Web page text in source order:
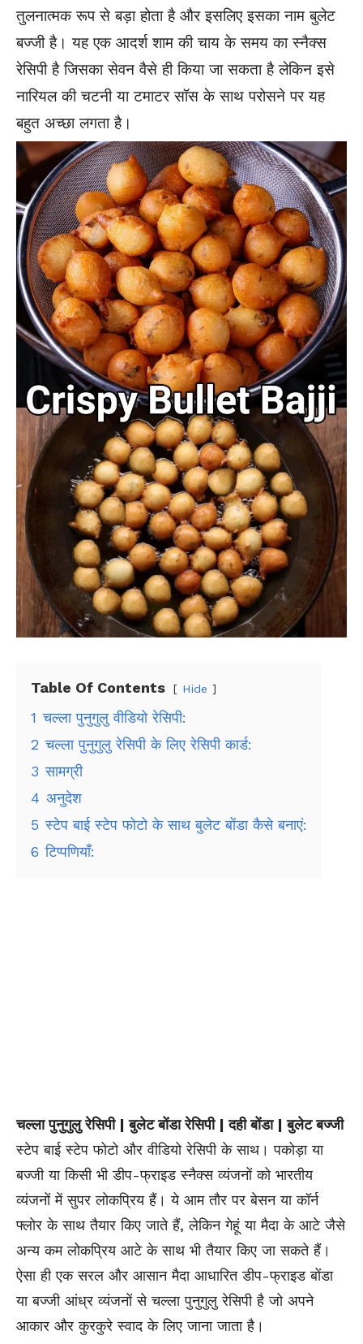
तुलनात्मक रूप से बड़ा होता है और इसलिए इसका नाम बुलेट
बज्जी है। यह एक आदर्श शाम की चाय के समय का स्नैक्स
रेसिपी है जिसका सेवन वैसे ही किया जा सकता है लेकिन इसे
नारियल की चटनी या टमाटर सॉस के साथ परोसने पर यह
बहुत अच्छा लगता है।
Table Of Contents Hide
1 चल्ला पुनुगुलु वीडियो रेसिपी:
2 चल्ला पुनुगुलु रेसिपी के लिए रेसिपी कार्ड:
3 सामग्री
4 अनुदेश
5 स्टेप बाई स्टेप फोटो के साथ बुलेट बोंडा कैसे बनाएं:
6 टिप्पणियाँ:
चल्ला पुनुगुलु रेसिपी | बुलेट बोंडा रेसिपी | दही बोंडा | बुलेट बज्जी
स्टेप बाई स्टेप फोटो और वीडियो रेसिपी के साथ। पकोड़ा या
बज्जी या किसी भी डीप-फ्राइड स्नैक्स व्यंजनों को भारतीय
व्यंजनों में सुपर लोकप्रिय हैं। ये आम तौर पर बेसन या कॉर्न
फ्लोर के साथ तैयार किए जाते हैं, लेकिन गेहूं या मैदा के आटे जैसे
अन्य कम लोकप्रिय आटे के साथ भी तैयार किए जा सकते हैं।
ऐसा ही एक सरल और आसान मैदा आधारित डीप-फ्राइड बोंडा
या बज्जी आंध्र व्यंजनों से चल्ला पुनुगुलु रेसिपी है जो अपने
आकार और कुरकुरे स्वाद के लिए जाना जाता है।